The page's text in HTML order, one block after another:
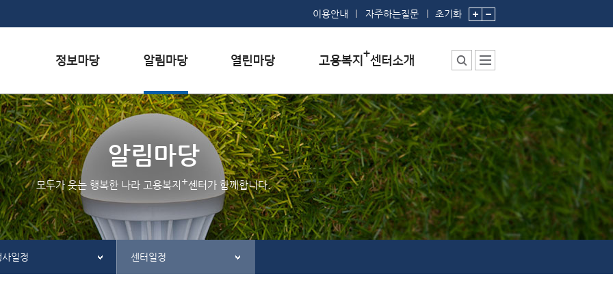
이용안내 자주하는질문 초기화
서식자료실
채용정보
인재정보
관련사이트
행사일정
공지사항
홍보/보도자료실
자주하는 질문
질문하기
칭찬하기
불친절 신고하기
센터소장 인사말
센터에서 하는 일
부서 및 직원소개
시설안내
찾아오시는 길
알림마당
모두가 웃는 행복한 나라 고용복지 +센터가 함께합니다.
사일정 센터일정